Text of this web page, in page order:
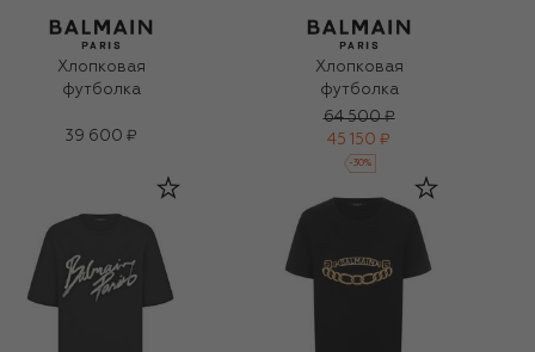
Хлопковая
футболка
39 600 ₽
Хлопковая
футболка
64 500 ₽
45 150 ₽
-30%